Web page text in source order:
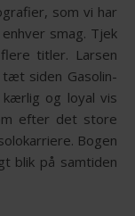
som vi har
smag. Tjek
titler. Larsen
siden Gasolin-
og loyal vis
efter det store
Bogen
blik på samtiden